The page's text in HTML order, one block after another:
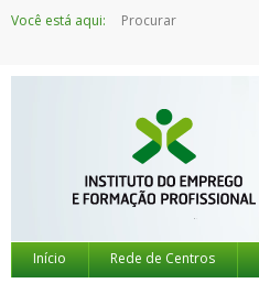
paraVocê está aqui: Procurar
Início Rede de Centros